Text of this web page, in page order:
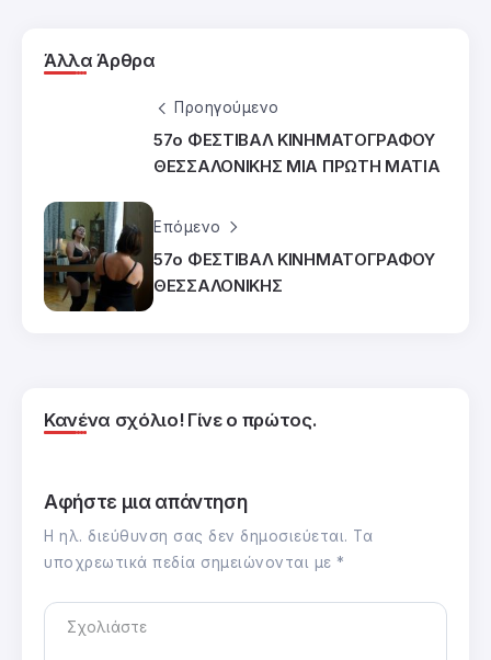
Άλλα Άρθρα
Προηγούμενο
57ο ΦΕΣΤΙΒΑΛ ΚΙΝΗΜΑΤΟΓΡΑΦΟΥ
ΘΕΣΣΑΛΟΝΙΚΗΣ ΜΙΑ ΠΡΩΤΗ ΜΑΤΙΑ
Επόμενο
57ο ΦΕΣΤΙΒΑΛ ΚΙΝΗΜΑΤΟΓΡΑΦΟΥ
ΘΕΣΣΑΛΟΝΙΚΗΣ
Κανένα σχόλιο! Γίνε ο πρώτος.
Αφήστε μια απάντηση
Η ηλ. διεύθυνση σας δεν δημοσιεύεται. Τα
υποχρεωτικά πεδία σημειώνονται με *